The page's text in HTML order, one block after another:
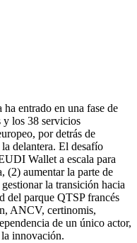
entrado en una fase de
los 38 servicios
por detrás de
delantera. El desafío
Wallet a escala para
(2) aumentar la parte de
la transición hacia
del parque QTSP francés
ANCV, certinomis,
de un único actor,
innovación.